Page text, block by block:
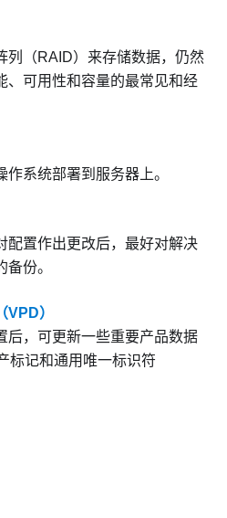
列（RAID）来存储数据，仍然
、可用性和容量的最常见和经
系统部署到服务器上。
配置作出更改后，最好对解决
份。
VPD）
后，可更新一些重要产品数据
标记和通用唯一标识符